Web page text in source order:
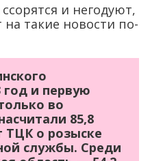
и негодуют,
такие новости по-
и первую
во
85,8
ТЦК о розыске
службы. Среди